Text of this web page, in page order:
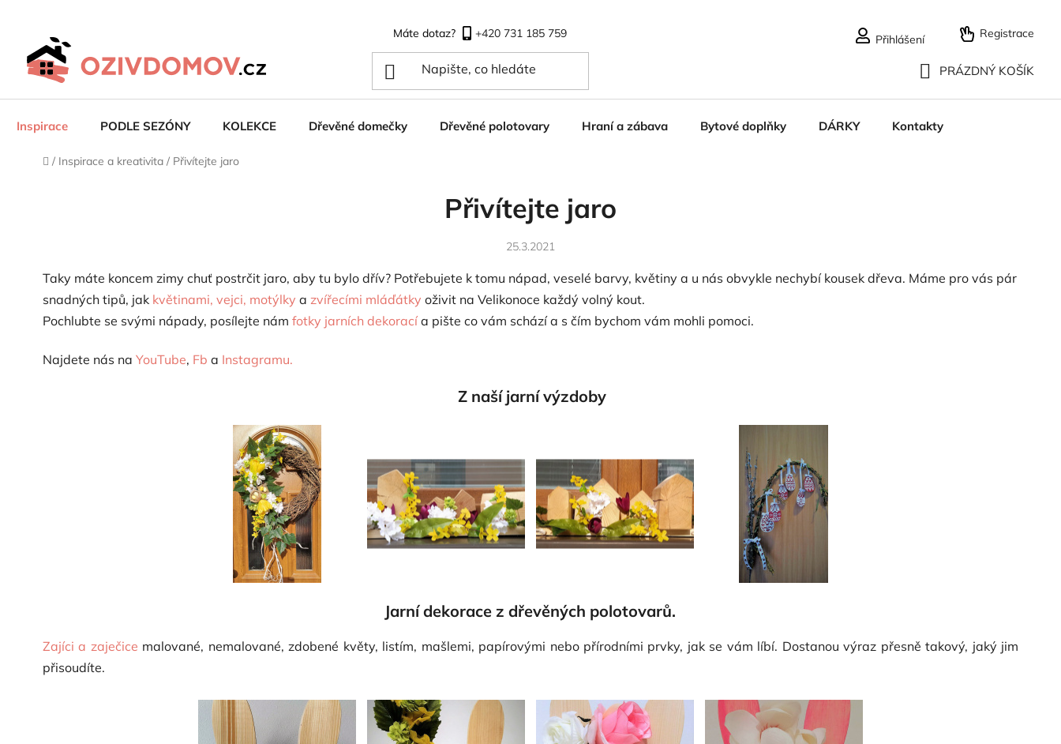
+420 731 185 759 Přihlášení Registrace
KOŠÍK
PRÁZDNÝ KOŠÍK
Inspirace PODLE SEZÓNY KOLEKCE Dřevěné domečky Dřevěné polotovary Hraní a zábava Bytové doplňky DÁRKY Kontakty
Domů
/ Inspirace a kreativita / Přivítejte jaro
Přivítejte jaro
25.3.2021
Taky máte koncem zimy chuť postrčit jaro, aby tu bylo dřív? Potřebujete k tomu nápad, veselé barvy, květiny a u nás obvykle nechybí kousek dřeva. Máme pro vás pár
snadných tipů, jak květinami, vejci, motýlky a zvířecími mláďátky oživit na Velikonoce každý volný kout.
Pochlubte se svými nápady, posílejte nám fotky jarních dekoracía pište co vám schází a s čím bychom vám mohli pomoci.
Najdete nás na YouTube, Fb a Instagramu.
Z naší jarní výzdoby
Jarní dekorace z dřevěných polotovarů.
Zajíci a zaječice malované, nemalované, zdobené květy, listím, mašlemi, papírovými nebo přírodními prvky, jak se vám líbí. Dostanou výraz přesně takový, jaký jim
přisoudíte.